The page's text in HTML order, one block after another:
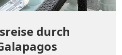
durch